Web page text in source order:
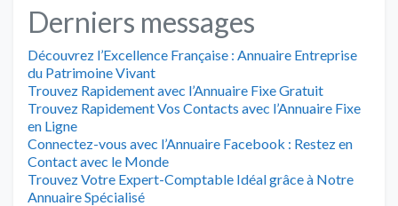
Derniers messages
Découvrez l’Excellence Française : Annuaire Entreprise
du Patrimoine Vivant
Trouvez Rapidement avec l’Annuaire Fixe Gratuit
Trouvez Rapidement Vos Contacts avec l’Annuaire Fixe
en Ligne
Connectez-vous avec l’Annuaire Facebook : Restez en
Contact avec le Monde
Trouvez Votre Expert-Comptable Idéal grâce à Notre
Annuaire Spécialisé